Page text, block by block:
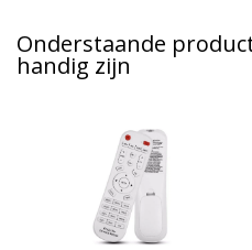
Onderstaande
handig zijn